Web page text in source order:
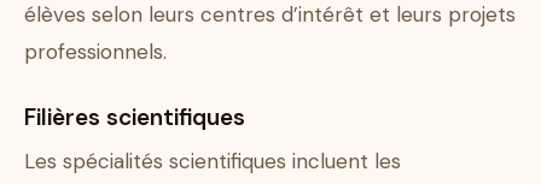
élèves selon leurs centres d’intérêt et leurs projets
professionnels.
Filières scientifiques
Les spécialités scientifiques incluent les